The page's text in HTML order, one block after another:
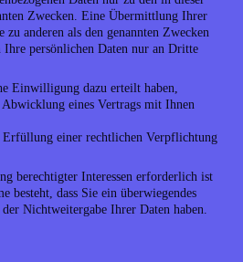
Zwecken. Eine Übermittlung Ihrer
anderen als den genannten Zwecken
persönlichen Daten nur an Dritte
Einwilligung dazu erteilt haben,
eines Vertrags mit Ihnen
Erfüllung einer rechtlichen Verpflichtung
berechtigter Interessen erforderlich ist
besteht, dass Sie ein überwiegendes
Nichtweitergabe Ihrer Daten haben.